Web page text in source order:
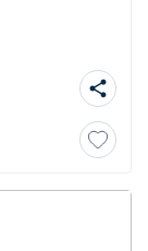
share